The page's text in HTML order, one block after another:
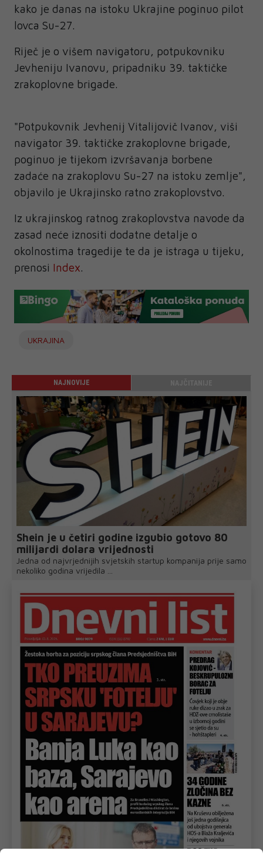
kako je danas na istoku Ukrajine poginuo pilot
lovca Su-27.
Riječ je o višem navigatoru, potpukovniku
Jevheniju Ivanovu, pripadniku 39. taktičke
zrakoplovne brigade.
"Potpukovnik Jevhenij Vitalijovič Ivanov, viši
navigator 39. taktičke zrakoplovne brigade,
poginuo je tijekom izvršavanja borbene
zadaće na zrakoplovu Su-27 na istoku zemlje",
objavilo je Ukrajinsko ratno zrakoplovstvo.
Iz ukrajinskog ratnog zrakoplovstva navode da
zasad neće iznositi dodatne detalje o
okolnostima tragedije te da je istraga u tijeku,
prenosi Index.
UKRAJINA
NAJNOVIJE
Shein je u četiri godine izgubio gotovo 80
milijardi dolara vrijednosti
Jedna od najvrjednijih svjetskih startup kompanija prije samo
nekoliko godina vrijedila ...